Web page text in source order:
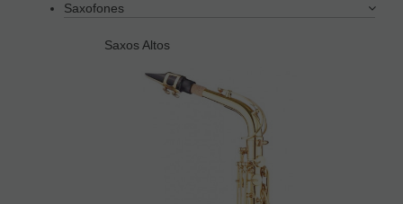
Saxofones
Saxos Altos